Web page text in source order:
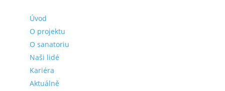
Úvod
O projektu
O sanatoriu
Naši lidé
Kariéra
Aktuálně